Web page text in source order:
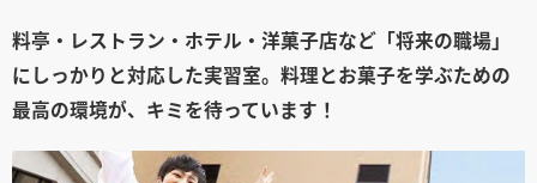
校内オンラインガイダンス
アンケートフォーム（学校用）
料亭・レストラン・ホテル・洋菓子店など「将来の職場」
にしっかりと対応した実習室。 料理とお菓子を学ぶための
最高の環境が、キミを待っています！